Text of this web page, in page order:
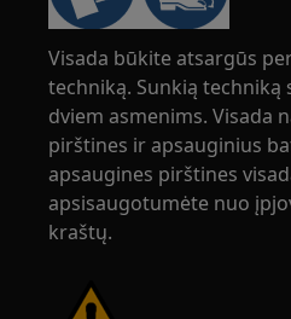
Visada būkite atsargūs
techniką. Sunkią techniką
dviem asmenims. Visada
pirštines ir apsauginius
apsaugines pirštines
apsisaugotumėte nuo
kraštų.